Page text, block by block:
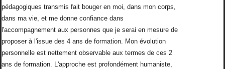
pédagogiques transmis fait bouger en moi, dans mon corps,
dans ma vie, et me donne confiance dans
l'accompagnement aux personnes que je serai en mesure de
proposer à l'issue des 4 ans de formation. Mon évolution
personnelle est nettement observable aux termes de ces 2
ans de formation. L'approche est profondément humaniste,